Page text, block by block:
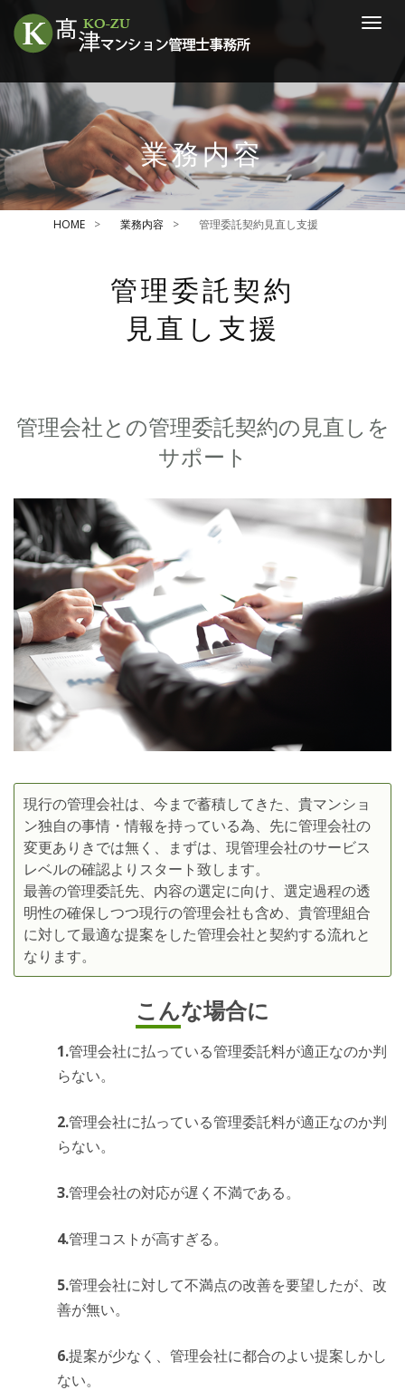
マ
ン
管
理
組
運
営
の
業務内容
HOME 業務内容 管理委託契約見直し支援
管理委託契約
見直し支援
管理会社との管理委託契約の見直しを
サポート
現行の管理会社は、今まで蓄積してきた、貴マンショ
ン独自の事情・情報を持っている為、先に管理会社の
変更ありきでは無く、まずは、現管理会社のサービス
レベルの確認よりスタート致します。
最善の管理委託先、内容の選定に向け、選定過程の透
明性の確保しつつ現行の管理会社も含め、貴管理組合
に対して最適な提案をした管理会社と契約する流れと
なります。
こんな場合に
管理会社に払っている管理委託料が適正なのか判
らない。
管理会社に払っている管理委託料が適正なのか判
らない。
管理会社の対応が遅く不満である。
管理コストが高すぎる。
管理会社に対して不満点の改善を要望したが、改
善が無い。
提案が少なく、管理会社に都合のよい提案しかし
ない。